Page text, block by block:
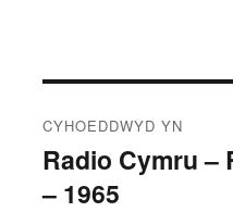
cofnod
CYHOEDDWYD YN
Radio Cymru –
– 1965